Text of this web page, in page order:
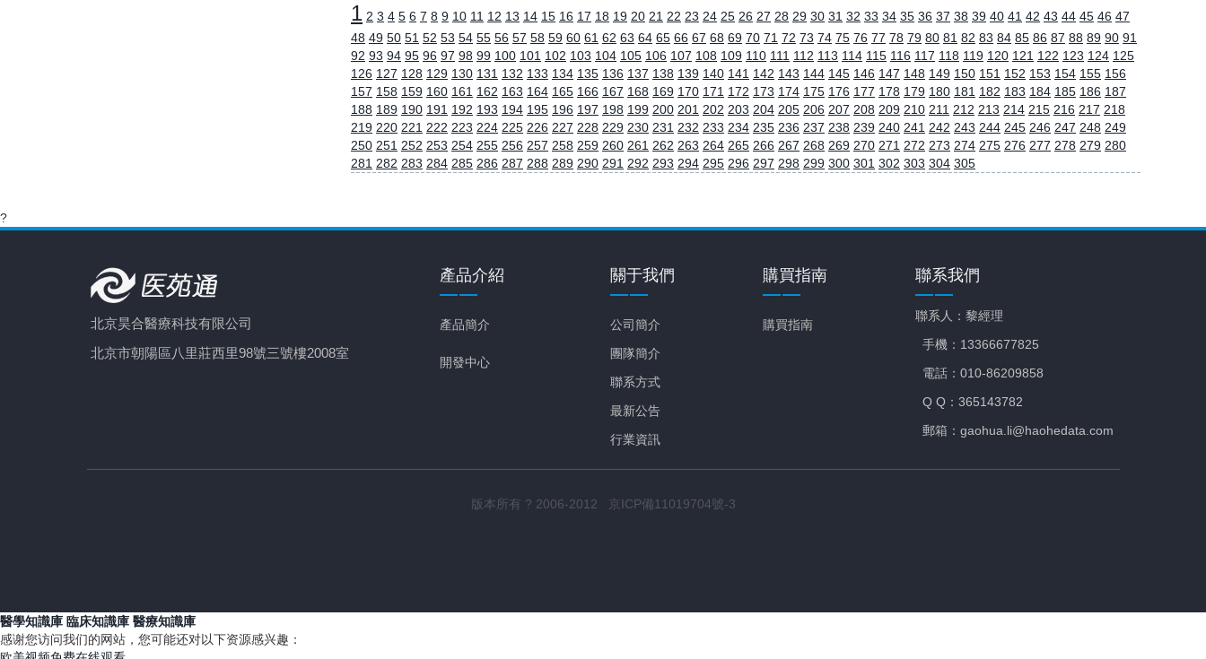
1 2 3 4 5 6 7 8 9 10 11 12 13 14 15 16 17 18 19 20 21 22 23 24 25 26 27 28 29 30 31 32 33 34 35 36 37 38 39 40 41 42 43 44 45 46 47
48 49 50 51 52 53 54 55 56 57 58 59 60 61 62 63 64 65 66 67 68 69 70 71 72 73 74 75 76 77 78 79 80 81 82 83 84 85 86 87 88 89 90 91
92 93 94 95 96 97 98 99 100 101 102 103 104 105 106 107 108 109 110 111 112 113 114 115 116 117 118 119 120 121 122 123 124 125
126 127 128 129 130 131 132 133 134 135 136 137 138 139 140 141 142 143 144 145 146 147 148 149 150 151 152 153 154 155 156
157 158 159 160 161 162 163 164 165 166 167 168 169 170 171 172 173 174 175 176 177 178 179 180 181 182 183 184 185 186 187
188 189 190 191 192 193 194 195 196 197 198 199 200 201 202 203 204 205 206 207 208 209 210 211 212 213 214 215 216 217 218
219 220 221 222 223 224 225 226 227 228 229 230 231 232 233 234 235 236 237 238 239 240 241 242 243 244 245 246 247 248 249
250 251 252 253 254 255 256 257 258 259 260 261 262 263 264 265 266 267 268 269 270 271 272 273 274 275 276 277 278 279 280
281 282 283 284 285 286 287 288 289 290 291 292 293 294 295 296 297 298 299 300 301 302 303 304 305
?
北京昊合醫療科技有限公司
北京市朝陽區八里莊西里98號三號樓2008室
產品介紹
產品簡介
開發中心
關于我們
公司簡介
團隊簡介
聯系方式
最新公告
行業資訊
購買指南
購買指南
聯系我們
聯系人：黎經理
手機：13366677825
電話：010-86209858
Q Q：365143782
郵箱：gaohua.li@haohedata.com
版本所有 ? 2006-2012 京ICP備11019704號-3
醫學知識庫 臨床知識庫 醫療知識庫
感谢您访问我们的网站，您可能还对以下资源感兴趣：